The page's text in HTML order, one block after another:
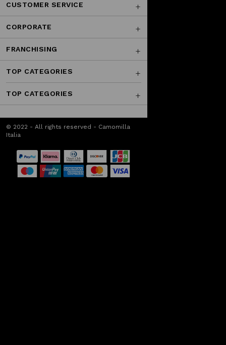
CUSTOMER SERVICE
CORPORATE
FRANCHISING
TOP CATEGORIES
TOP CATEGORIES
© 2022 - All rights reserved - Camomilla
Italia